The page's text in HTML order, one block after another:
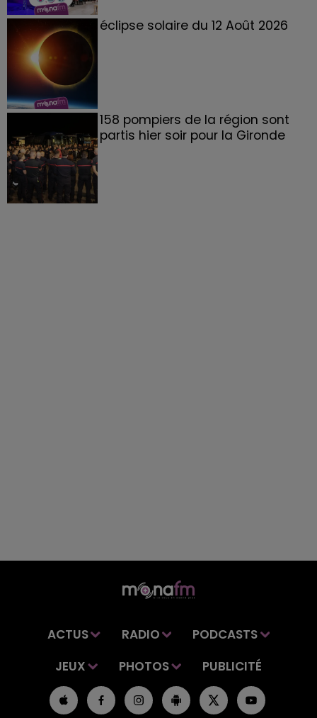
éclipse solaire du 12 Août 2026
158 pompiers de la région sont
partis hier soir pour la Gironde
ACTUS RADIO
PODCASTS
JEUX
PHOTOS PUBLICITÉ